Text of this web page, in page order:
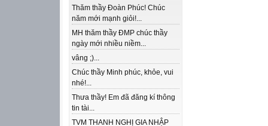
Thăm thầy Đoàn Phúc! Chúc
năm mới mạnh giỏi!...
MH thăm thầy ĐMP chúc thầy
ngày mới nhiều niềm...
vâng ;)...
Chúc thầy Minh phúc, khỏe, vui
nhé!...
Thưa thầy! Em đã đăng kí thông
tin tài...
TVM THANH NGHỊ GIA NHẬP